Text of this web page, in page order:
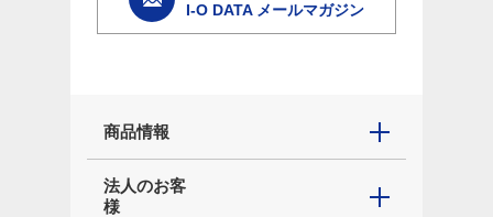
I-O DATA メールマガジン
商品情報
法人のお客
様